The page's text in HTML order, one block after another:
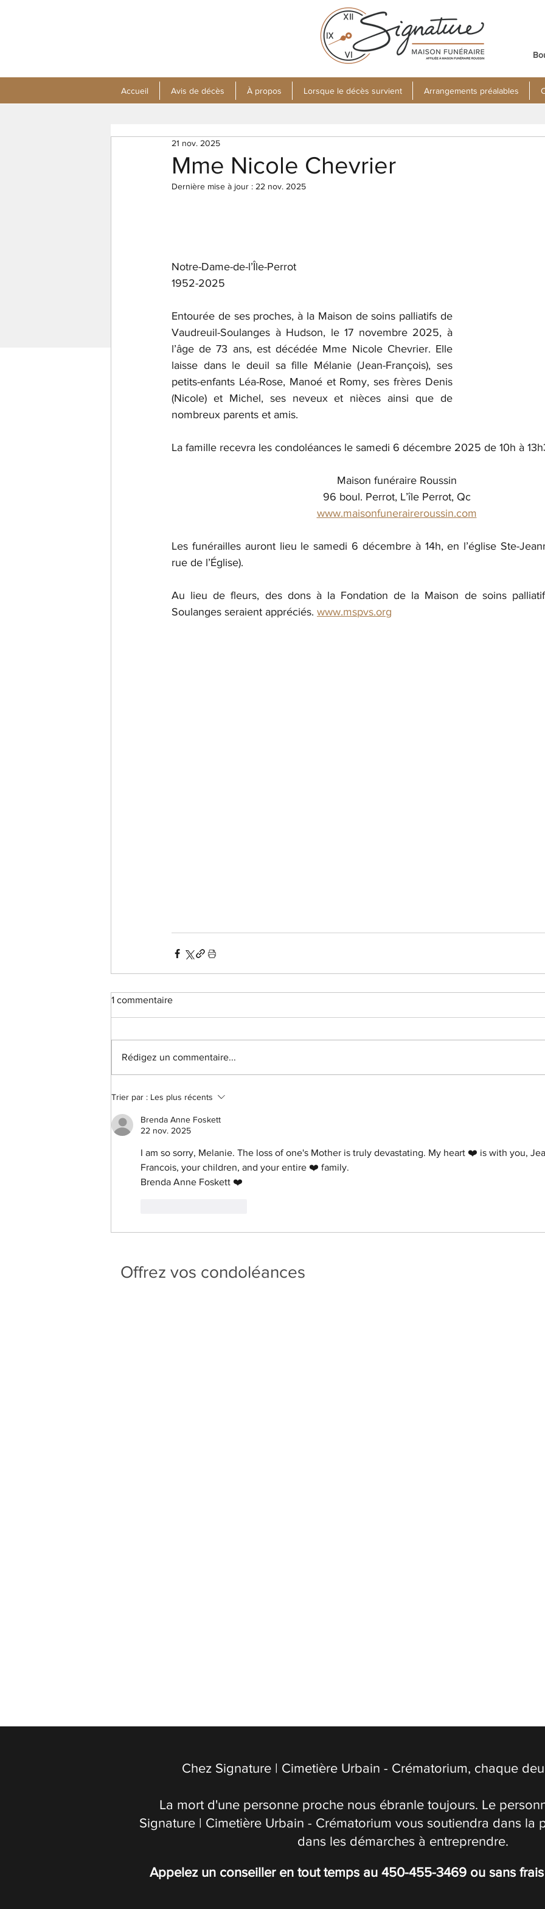
Accueil Avis de décès À propos Lorsque le décès survient Arrangements préalables
Mme Nicole Chevrier
21 nov. 2025
Dernière mise à jour : 22 nov. 2025
Notre-Dame-de-l’Île-Perrot
1952-2025
Entourée de ses proches, à la Maison de soins palliatifs de
Vaudreuil-Soulanges à Hudson, le 17 novembre 2025, à
l’âge de 73 ans, est décédée Mme Nicole Chevrier. Elle
laisse dans le deuil sa fille Mélanie (Jean-François), ses
petits-enfants Léa-Rose, Manoé et Romy, ses frères Denis
(Nicole) et Michel, ses neveux et nièces ainsi que de
nombreux parents et amis.
La famille recevra les condoléances le samedi 6 décembre 2025 de 10h à
Maison funéraire Roussin
96 boul. Perrot, L’île Perrot, Qc
www.maisonfuneraireroussin.com
Les funérailles auront lieu le samedi 6 décembre à 14h, en l’église Ste-
rue de l’Église).
Au lieu de fleurs, des dons à la Fondation de la Maison de soins
Soulanges seraient appréciés. www.mspvs.org
1 commentaire
Rédigez un commentaire...
Trier par : Les plus récents
Brenda Anne Foskett
22 nov. 2025
I am so sorry, Melanie. The loss of one's Mother is truly devastating. My heart ❤️ is with you,
Francois, your children, and your entire ❤️ family.
Brenda Anne Foskett ❤️
Offrez vos condoléances
Chez Signature | Cimetière Urbain - Crématorium, chaque
La mort d'une personne proche nous ébranle toujours. Le
Signature | Cimetière Urbain - Crématorium vous soutiendra dans la
dans les démarches à entreprendre.
Appelez un conseiller en tout temps au 450-455-3469ou sans